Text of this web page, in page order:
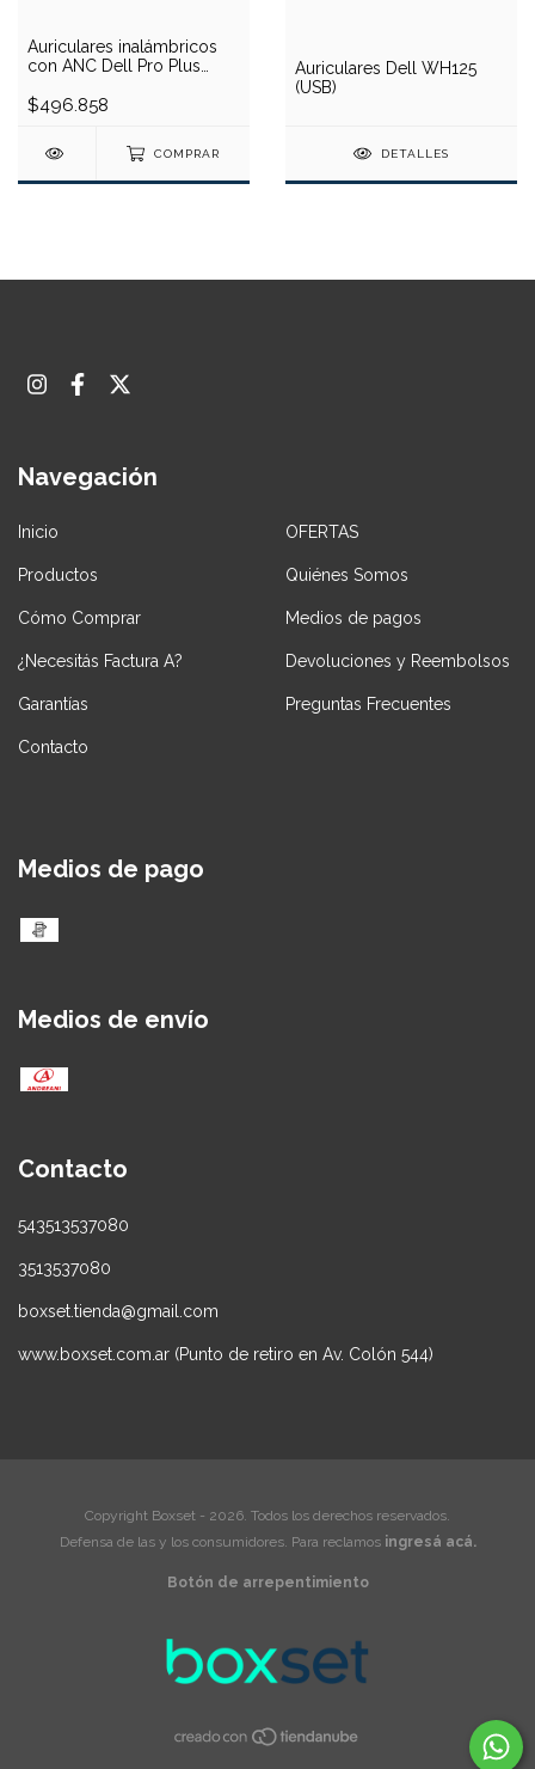
Auriculares inalámbricos
con ANC Dell Pro Plus
Bluetooth)
$496.858
COMPRAR
Auriculares Dell WH125
(USB)
DETALLES
Navegación
Inicio OFERTAS
Productos Quiénes Somos
Cómo Comprar Medios de pagos
¿Necesitás Factura A? Devoluciones y Reembolsos
Garantías Preguntas Frecuentes
Contacto
Medios de pago
Medios de envío
Contacto
543513537080
3513537080
boxset.tienda@gmail.com
www.boxset.com.ar (Punto de retiro en Av. Colón 544)
Copyright Boxset - 2026. Todos los derechos reservados.
Defensa de las y los consumidores. Para reclamos ingresá acá.
Botón de arrepentimiento